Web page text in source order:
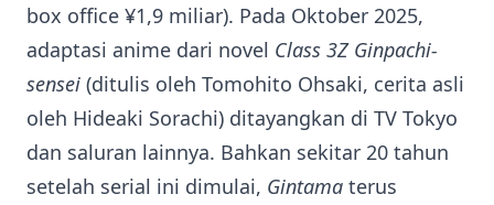
box office ¥1,9 miliar). Pada Oktober 2025,
adaptasi anime dari novel Class 3Z Ginpachi-
sensei (ditulis oleh Tomohito Ohsaki, cerita asli
oleh Hideaki Sorachi) ditayangkan di TV Tokyo
dan saluran lainnya. Bahkan sekitar 20 tahun
setelah serial ini dimulai, Gintama terus